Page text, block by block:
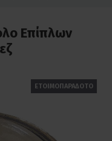
Επίπλων
ΕΤΟΙΜΟΠΑΡΑΔΟΤΟ